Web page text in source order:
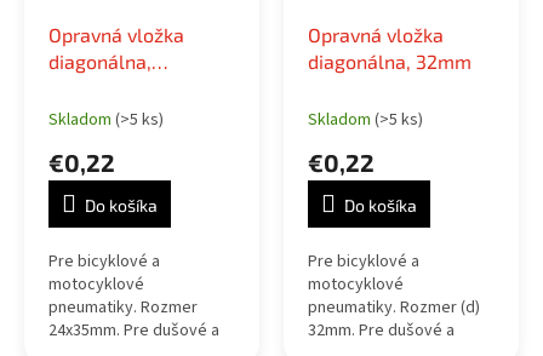
Opravná vložka
diagonálna,
Skladom (>5 ks)
€0,22
Do košíka
Pre bicyklové a
motocyklové
pneumatiky. Rozmer
24x35mm. Pre dušové a
Opravná vložka
diagonálna, 32mm
Skladom (>5 ks)
€0,22
Do košíka
Pre bicyklové a
motocyklové
pneumatiky. Rozmer (d)
32mm. Pre dušové a